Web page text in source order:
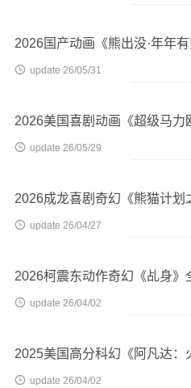
2026国产动画《熊出没·年年有
 update 26/05/31
2026美国喜剧动画《超级马力
 update 26/05/29
2026成龙喜剧奇幻《熊猫计划
 update 26/04/27
2026柯震东动作奇幻《乩身》
 update 26/04/02
2025美国高分科幻《阿凡达：
 update 26/04/02